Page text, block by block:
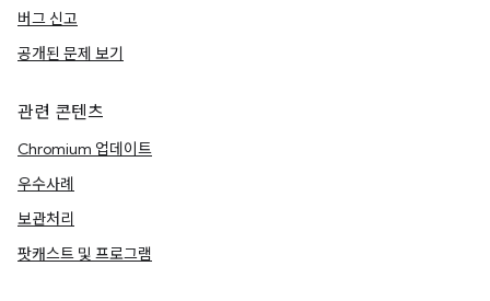
버그 신고
공개된 문제 보기
관련 콘텐츠
Chromium 업데이트
우수사례
보관처리
팟캐스트 및 프로그램